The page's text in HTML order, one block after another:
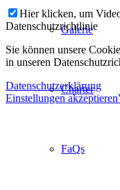
Galerie
Charter
FaQs
Hier klicken, um
Datenschutzrichtlinie
Sie können unsere
in unseren
Datenschutzerklärung
Einstellungen akzeptieren